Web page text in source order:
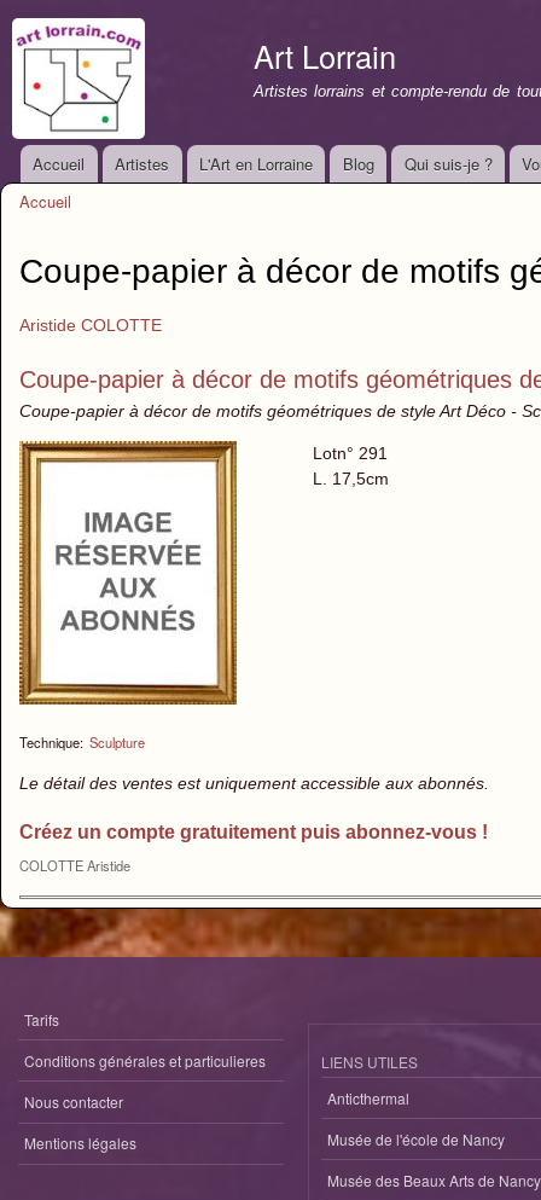
Art Lorrain
Artistes lorrains et compte-rendu de
Menu principal
Accueil Artistes L'Art en Lorraine Blog Qui suis-je ?
Accueil
Coupe-papier à décor de motifs
Aristide COLOTTE
Coupe-papier à décor de motifs géométriques
Coupe-papier à décor de motifs géométriques de style Art Déco -
Technique: Sculpture
Lotn° 291
L. 17,5cm
Le détail des ventes est uniquement accessible aux abonnés.
Créez un compte gratuitement puis abonnez-vous !
COLOTTE Aristide
Tarifs
Conditions générales et particulieres
Nous contacter
Mentions légales
LIENS UTILES
Anticthermal
Musée de l'école de Nancy
Musée des Beaux Arts de Nancy